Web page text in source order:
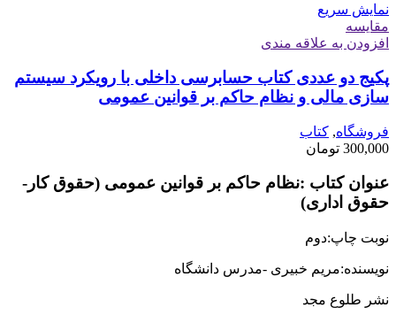
نمایش سریع
مقايسه
افزودن به علاقه مندی
پکیج دو عددی کتاب حسابرسی داخلی با رویکرد سیستم
سازی مالی و نظام حاکم بر قوانین عمومی
فروشگاه, کتاب
300,000 تومان
عنوان کتاب :نظام حاکم بر قوانین عمومی (حقوق کار-
حقوق اداری)
نوبت چاپ:دوم
نویسنده:مریم خبیری -مدرس دانشگاه
نشر طلوع مجد